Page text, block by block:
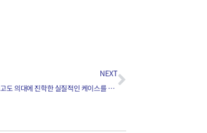
NEXT
[466] 비과학분야를 전공하고도 의대에 진학한 실질적인 케이스를 소개해 주시겠어요?